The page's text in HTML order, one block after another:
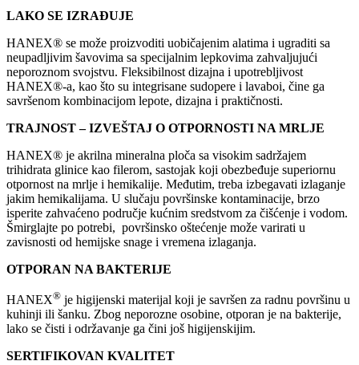
LAKO SE IZRAĐUJE
HANEX® se može proizvoditi uobičajenim alatima i ugraditi sa
neupadljivim šavovima sa specijalnim lepkovima zahvaljujući
neporoznom svojstvu. Fleksibilnost dizajna i upotrebljivost
HANEX®-a, kao što su integrisane sudopere i lavaboi, čine ga
savršenom kombinacijom lepote, dizajna i praktičnosti.
TRAJNOST – IZVEŠTAJ O OTPORNOSTI NA MRLJE
HANEX® je akrilna mineralna ploča sa visokim sadržajem
trihidrata glinice kao filerom, sastojak koji obezbeđuje superiornu
otpornost na mrlje i hemikalije. Međutim, treba izbegavati izlaganje
jakim hemikalijama. U slučaju površinske kontaminacije, brzo
isperite zahvaćeno područje kućnim sredstvom za čišćenje i vodom.
Šmirglajte po potrebi, površinsko oštećenje može varirati u
zavisnosti od hemijske snage i vremena izlaganja.
OTPORAN NA BAKTERIJE
HANEX® je higijenski materijal koji je savršen za radnu površinu u
kuhinji ili šanku. Zbog neporozne osobine, otporan je na bakterije,
lako se čisti i održavanje ga čini još higijenskijim.
SERTIFIKOVAN KVALITET